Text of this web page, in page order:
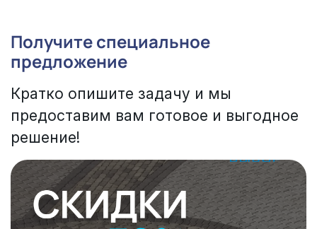
Получите специальное
предложение
Кратко опишите задачу и мы
предоставим вам готовое и выгодное
решение!